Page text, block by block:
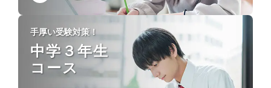
手厚い受験対策！
中学３年生
コース